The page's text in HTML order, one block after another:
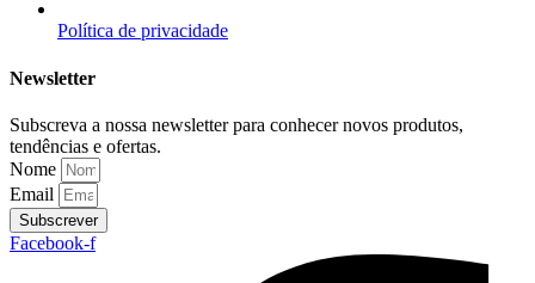
Política de privacidade
Newsletter
Subscreva a nossa newsletter para conhecer novos produtos,
tendências e ofertas.
Nome
Email
Subscrever
Facebook-f